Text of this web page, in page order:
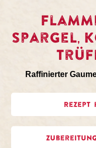
Spargel,
Raffinierter